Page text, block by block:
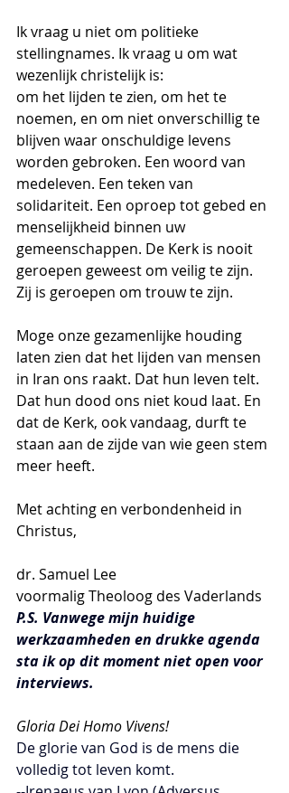
Ik vraag u niet om politieke
stellingnames. Ik vraag u om wat
wezenlijk christelijk is:
om het lijden te zien, om het te
noemen, en om niet onverschillig te
blijven waar onschuldige levens
worden gebroken. Een woord van
medeleven. Een teken van
solidariteit. Een oproep tot gebed en
menselijkheid binnen uw
gemeenschappen. De Kerk is nooit
geroepen geweest om veilig te zijn.
Zij is geroepen om trouw te zijn.
Moge onze gezamenlijke houding
laten zien dat het lijden van mensen
in Iran ons raakt. Dat hun leven telt.
Dat hun dood ons niet koud laat. En
dat de Kerk, ook vandaag, durft te
staan aan de zijde van wie geen stem
meer heeft.
Met achting en verbondenheid in
Christus,
dr. Samuel Lee
voormalig Theoloog des Vaderlands
P.S. Vanwege mijn huidige
werkzaamheden en drukke agenda
sta ik op dit moment niet open voor
interviews.
Gloria Dei Homo Vivens!
De glorie van God is de mens die
volledig tot leven komt.